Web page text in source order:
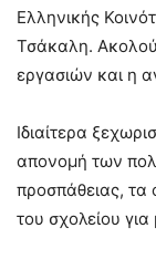
Ελληνικής
Τσάκαλη.
εργασιών και η
Ιδιαίτερα
απονομή των
προσπάθειας, τα
του σχολείου για